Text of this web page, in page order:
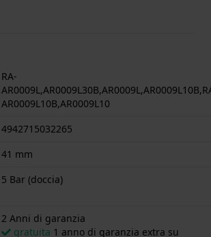
di garanzia.
RA-
AR0009L10B,AR0009L10
4942715032265
41 mm
5 Bar (doccia)
2 Anni di garanzia
gratuita 1 anno di garanzia extra su